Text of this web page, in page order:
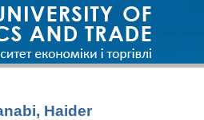
Haider